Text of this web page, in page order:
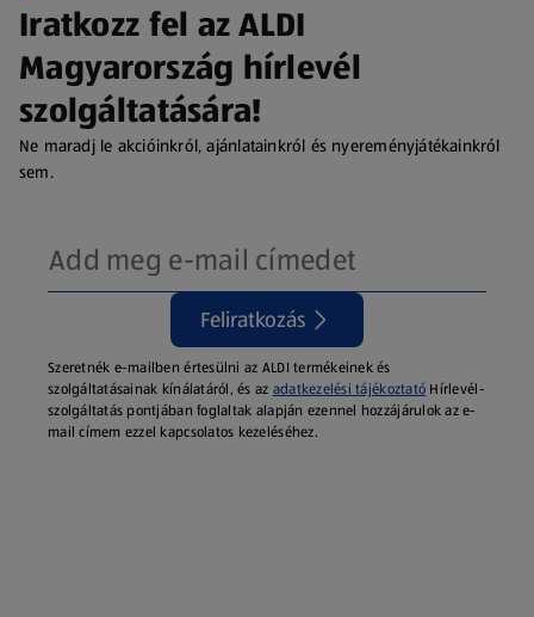
Iratkozz fel az ALDI
Magyarország hírlevél
szolgáltatására!
Ne maradj le akcióinkról, ajánlatainkról és nyereményjátékainkról
sem.
Feliratkozás
Szeretnék e-mailben értesülni az ALDI termékeinek és
szolgáltatásainak kínálatáról, és az adatkezelési tájékoztató Hírlevél-
szolgáltatás pontjában foglaltak alapján ezennel hozzájárulok az e-
mail címem ezzel kapcsolatos kezeléséhez.